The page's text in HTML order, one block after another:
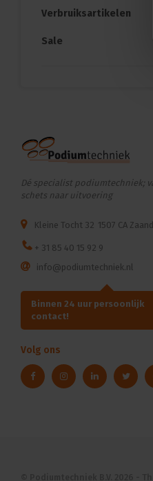
Verbruiksartikelen
Sale
Dé specialist podiumtechniek;
schets naar uitvoering
Kleine Tocht 32 1507 CA
+ 31 85 40 15 92 9
info@podiumtechniek.nl
Binnen 24 uur persoonlijk
contact!
Volg ons